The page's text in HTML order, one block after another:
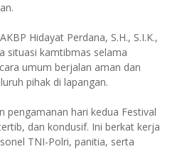
Hidayat Perdana, S.H., S.I.K.,
situasi kamtibmas selama
umum berjalan aman dan
pihak di lapangan.
pengamanan hari kedua Festival
dan kondusif. Ini berkat kerja
TNI-Polri, panitia, serta